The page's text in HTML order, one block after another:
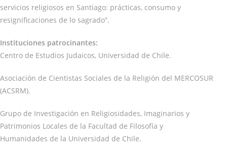
servicios religiosos en Santiago: prácticas, consumo y
resignificaciones de lo sagrado”.
Instituciones patrocinantes:
Centro de Estudios Judaicos, Universidad de Chile.
Asociación de Cientistas Sociales de la Religión del MERCOSUR
(ACSRM).
Grupo de Investigación en Religiosidades, Imaginarios y
Patrimonios Locales de la Facultad de Filosofía y
Humanidades de la Universidad de Chile.